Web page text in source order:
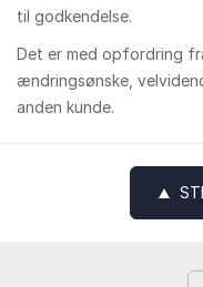
til godkendelse.
Det er med opfordring
ændringsønske,
anden kunde.